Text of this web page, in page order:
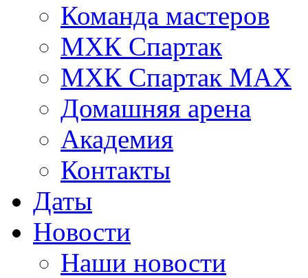
Команда мастеров
МХК Спартак
МХК Спартак МАХ
Домашняя арена
Академия
Контакты
Даты
Новости
Наши новости